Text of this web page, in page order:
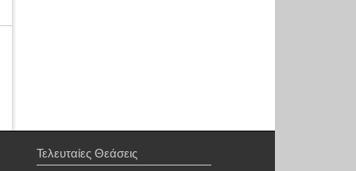
Τελευταίες Θεάσεις